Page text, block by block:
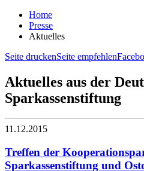
Home
Presse
Aktuelles
Seite druckenSeite empfehlen
Aktuelles aus der
Sparkassenstiftung
11.12.2015
Treffen der
Sparkassenstiftung und